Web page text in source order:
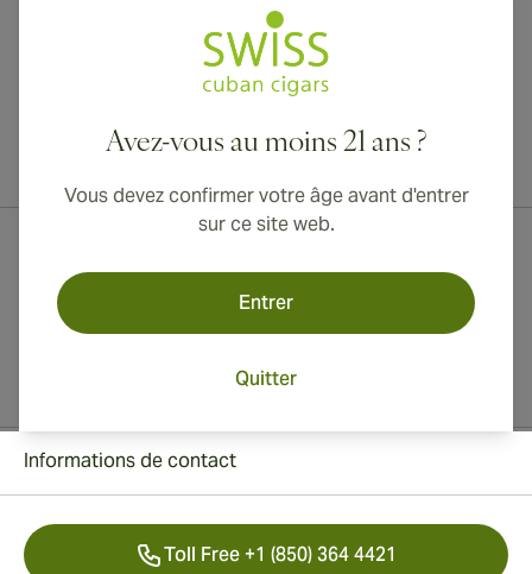
Avez-vous au moins 21 ans ?
Vous devez confirmer votre âge avant d'entrer
sur ce site web.
Entrer
Quitter
Livraison internationale disponible vers le Canada, le Royaume-Uni
Informations de contact
Toll Free +1 (850) 364 4421